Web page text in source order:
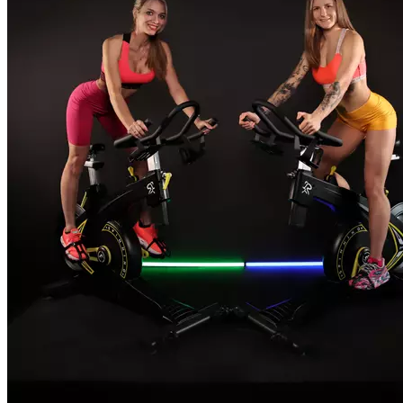
списанием депозита после подтверждения по телефону, либо
лично на ресепшн. 6. При неявке или отмене записи после
15:00 /21:00 дня накануне, тренировка проводится
и ее стоимость не возвращается. 7. Неиспользованный
депозит переносится на ваши будущие тренировки. 8.
На первую сайкл- тренировку необходимо прибыть
в зал за 20-25 минут до ее начала для проведения первичного
инструктажа по технике педалирования и правилам
безопасности. Длительность тренировки 55 минут.